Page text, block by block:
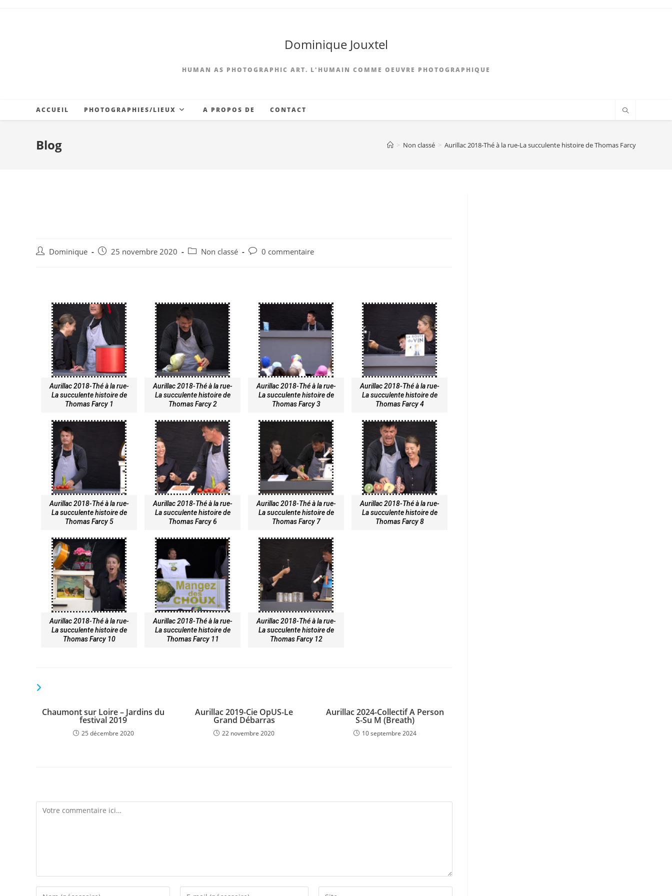
Dominique Jouxtel
HUMAN AS PHOTOGRAPHIC ART. L'HUMAIN COMME OEUVRE PHOTOGRAPHIQUE
ACCUEIL PHOTOGRAPHIES/LIEUX A PROPOS DE CONTACT
Blog > Non classé > Aurillac 2018-Thé à la rue-La succulente histoire de Thomas Farcy
Dominique 25 novembre 2020 Non classé 0 commentaire
Aurillac 2018-Thé à la rue-
La succulente histoire de
Thomas Farcy 1
Aurillac 2018-Thé à la rue-
La succulente histoire de
Thomas Farcy 2
Aurillac 2018-Thé à la rue-
La succulente histoire de
Thomas Farcy 3
Aurillac 2018-Thé à la rue-
La succulente histoire de
Thomas Farcy 4
Aurillac 2018-Thé à la rue-
La succulente histoire de
Thomas Farcy 5
Aurillac 2018-Thé à la rue-
La succulente histoire de
Thomas Farcy 6
Aurillac 2018-Thé à la rue-
La succulente histoire de
Thomas Farcy 7
Aurillac 2018-Thé à la rue-
La succulente histoire de
Thomas Farcy 8
Aurillac 2018-Thé à la rue-
La succulente histoire de
Thomas Farcy 10
Aurillac 2018-Thé à la rue-
La succulente histoire de
Thomas Farcy 11
Aurillac 2018-Thé à la rue-
La succulente histoire de
Thomas Farcy 12
Chaumont sur Loire – Jardins du
festival 2019
25 décembre 2020
Aurillac 2019-Cie OpUS-Le
Grand Débarras
22 novembre 2020
Aurillac 2024-Collectif A Person
S-Su M (Breath)
10 septembre 2024